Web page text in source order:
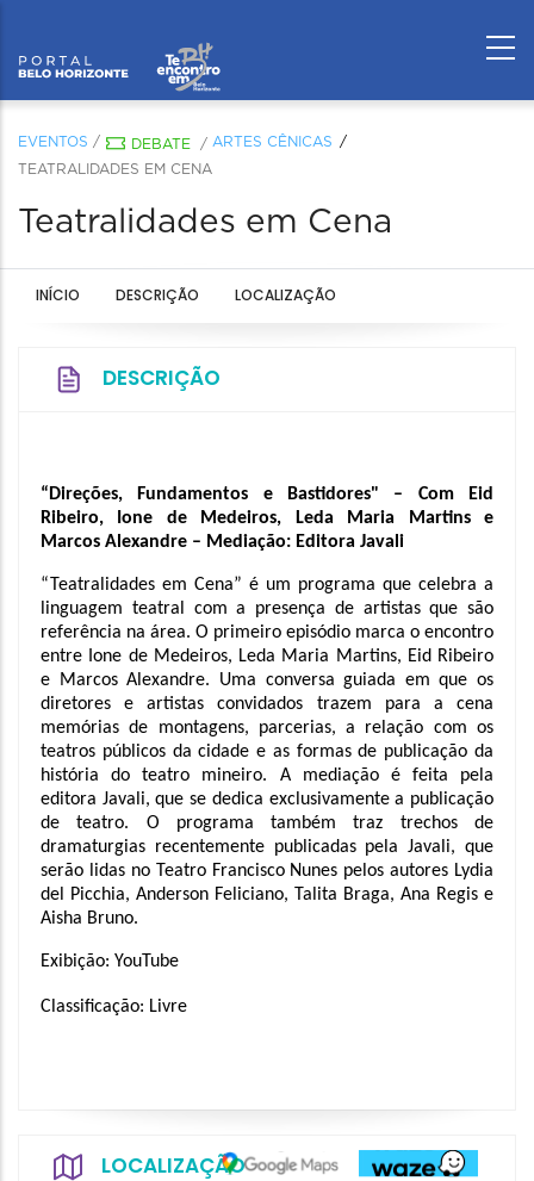
EVENTOS / DEBATE / ARTES CÊNICAS
TEATRALIDADES EM CENA
Teatralidades em Cena
INÍCIO DESCRIÇÃO LOCALIZAÇÃO
DESCRIÇÃO
“Direções, Fundamentos e Bastidores" – Com Eid
Ribeiro, Ione de Medeiros, Leda Maria Martins e
Marcos Alexandre – Mediação: Editora Javali
“Teatralidades em Cena” é um programa que celebra a
linguagem teatral com a presença de artistas que são
referência na área. O primeiro episódio marca o encontro
entre Ione de Medeiros, Leda Maria Martins, Eid Ribeiro
e Marcos Alexandre. Uma conversa guiada em que os
diretores e artistas convidados trazem para a cena
memórias de montagens, parcerias, a relação com os
teatros públicos da cidade e as formas de publicação da
história do teatro mineiro. A mediação é feita pela
editora Javali, que se dedica exclusivamente a publicação
de teatro. O programa também traz trechos de
dramaturgias recentemente publicadas pela Javali, que
serão lidas no Teatro Francisco Nunes pelos autores Lydia
del Picchia, Anderson Feliciano, Talita Braga, Ana Regis e
Aisha Bruno.
Exibição: YouTube
Classificação: Livre
LOCALIZAÇÃO